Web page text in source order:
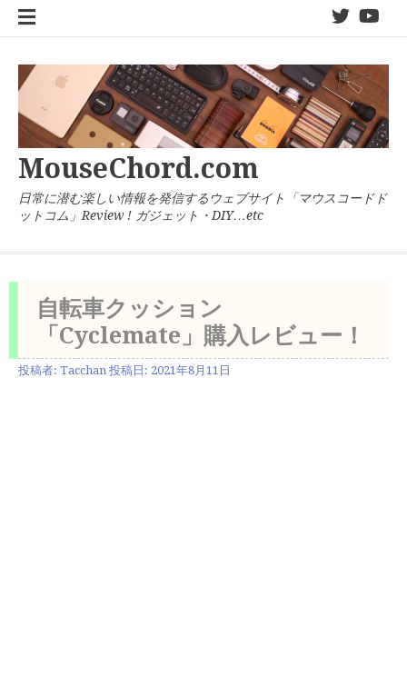
twitter
MouseChord.com
日常に潜む楽しい情報を発信するウェブサイト「マウスコードド
ットコム」Review ! ガジェット・DIY…etc
自転車クッション
「Cyclemate」購入レビュー！
投稿者: Tacchan 投稿日: 2021年8月11日